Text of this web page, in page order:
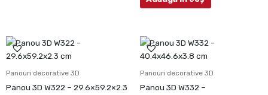
Panouri decorative 3D
Panou 3D W322 – 29.6×59.2×2.3
Panouri decorative 3D
Panou 3D W332 –